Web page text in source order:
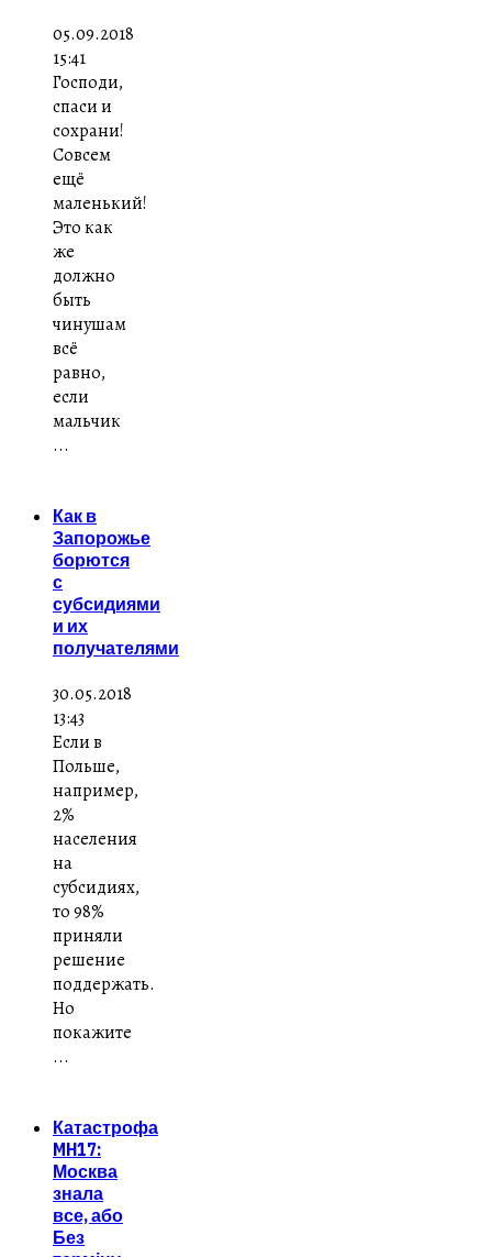
05.09.2018
15:41
Господи,
спаси и
сохрани!
Совсем
ещё
маленький!
Это как
же
должно
быть
чинушам
всё
равно,
если
мальчик
...
Как в
Запорожье
борются
с
субсидиями
и их
получателями
30.05.2018
13:43
Если в
Польше,
например,
2%
населения
на
субсидиях,
то 98%
приняли
решение
поддержать.
Но
покажите
...
Катастрофа
MH17:
Москва
знала
все, або
Без